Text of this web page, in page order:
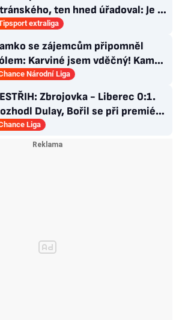
ten hned úřadoval: Je to
mě úplně nové…
extraliga
se zájemcům připomněl
Karviné jsem vděčný! Kam
odejít Štorman?
Národní Liga
Zbrojovka - Liberec 0:1.
Dulay, Bořil se při premiéře
Slovan zranil
Liga